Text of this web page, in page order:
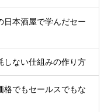
日本酒屋で学んだセー
しない仕組みの作り方
格でもセールスでもな